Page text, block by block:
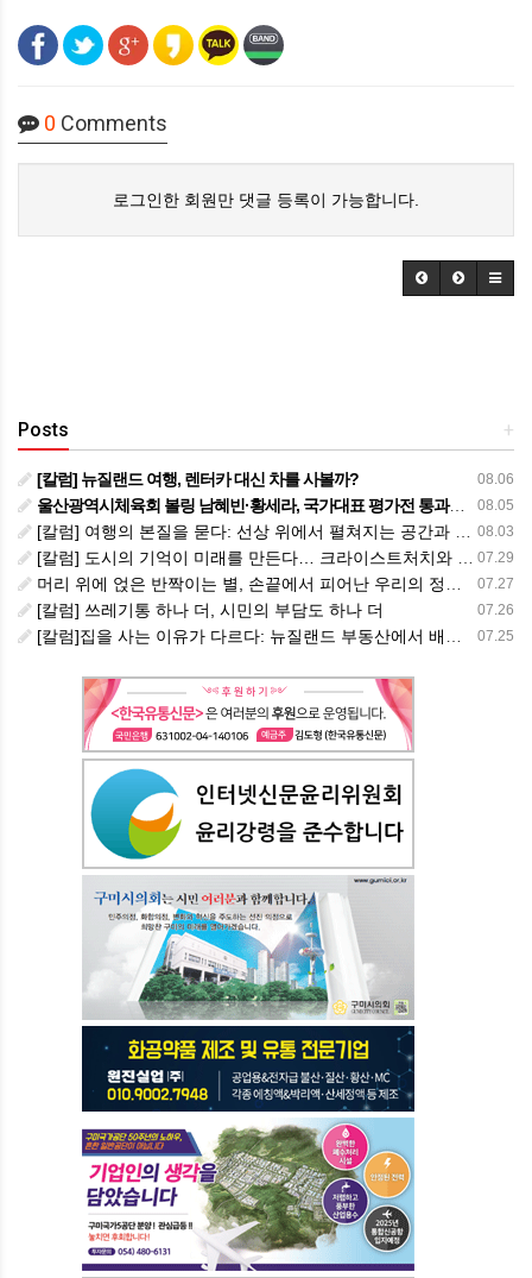
0 Comments
로그인한 회원만 댓글 등록이 가능합니다.
+
Posts
08.06
[칼럼] 뉴질랜드 여행, 렌터카 대신 차를 사볼까?
08.05
울산광역시체육회 볼링 남혜빈·황세라, 국가대표 평가전 통과… ‘아시아선수권 출전’
08.03
[칼럼] 여행의 본질을 묻다: 선상 위에서 펼쳐지는 공간과 사람, 그리고 미식의 미학
07.29
[칼럼] 도시의 기억이 미래를 만든다… 크라이스트처치와 한국 도시가 주는 교훈
07.27
머리 위에 얹은 반짝이는 별, 손끝에서 피어난 우리의 정체성
07.26
[칼럼] 쓰레기통 하나 더, 시민의 부담도 하나 더
07.25
[칼럼]집을 사는 이유가 다르다: 뉴질랜드 부동산에서 배운 다섯 가지 교훈